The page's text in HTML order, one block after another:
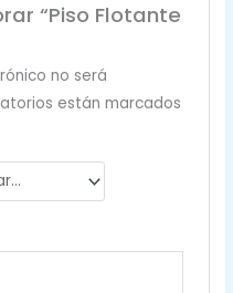
“Piso Flotante
no será
están marcados